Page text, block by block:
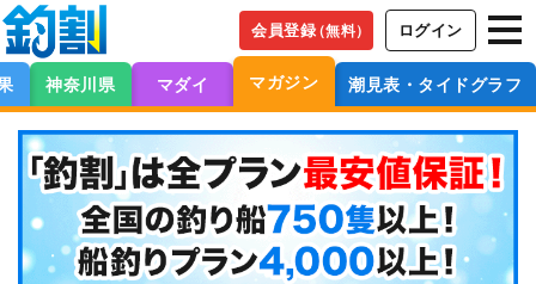
会員登録（無料） ログイン
神奈川県 マダイ マガジン 潮見表・タイドグラフ